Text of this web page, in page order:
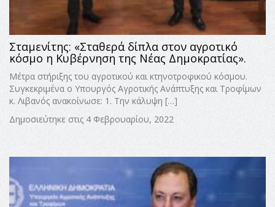
Σταμενίτης: «Σταθερά δίπλα στον αγροτικό
κόσμο η Κυβέρνηση της Νέας Δημοκρατίας».
Μέτρα στήριξης του αγροτικού και κτηνοτροφικού κόσμου.
Συγκεκριμένα ο Υπουργός Αγροτικής Ανάπτυξης και Τροφίμων
κ. Λιβανός ανακοίνωσε: 1. Την κάλυψη […]
Δημοσιεύτηκε στις 4 Φεβρουαρίου, 2022